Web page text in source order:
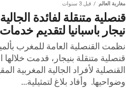
مغاربة العالم قبل 3 سنوات
قنصلية متنقلة لفائدة
نيجار باسبانيا لتقديم
نظمت القنصلية العامة للمغرب
قنصلية متنقلة بنيجار، قدمت
القنصلية لأفراد الجالية المغربية
وضواحيها. وأفاد بلاغ لتمثيلية...